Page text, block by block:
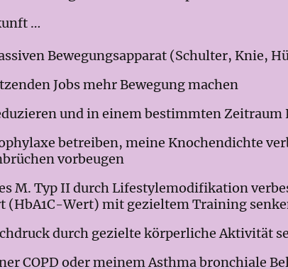
…
Bewegungsapparat (Schulter, Knie,
Jobs mehr Bewegung machen
und in einem bestimmten Zeitraum
betreiben, meine Knochendichte
vorbeugen
M. Typ II durch Lifestylemodifikation
(HbA1C-Wert) mit gezieltem Training
durch gezielte körperliche Aktivität
COPD oder meinem Asthma bronchiale